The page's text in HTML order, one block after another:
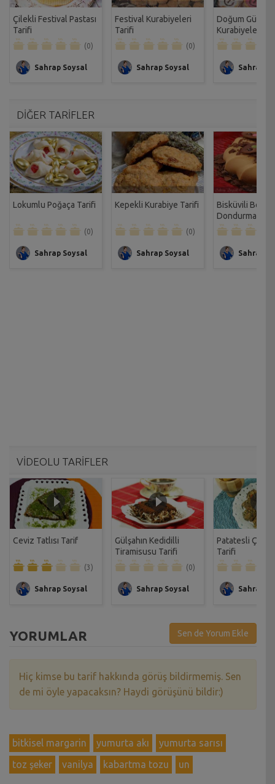
Çilekli Festival Pastası
Tarifi
(0)
Sahrap Soysal
Festival Kurabiyeleri
Tarifi
(0)
Sahrap Soysal
Doğum Günü
Kurabiyeleri
Sahrap
DİĞER TARİFLER
Lokumlu Poğaça Tarifi
(0)
Sahrap Soysal
Kepekli Kurabiye Tarifi
(0)
Sahrap Soysal
Bisküvili Belek
Dondurması
Sahrap
VİDEOLU TARİFLER
Ceviz Tatlısı Tarif
(3)
Sahrap Soysal
Gülşahın Kedidilli
Tiramisusu Tarifi
(0)
Sahrap Soysal
Patatesli Çıtır
Tarifi
Sahrap
YORUMLAR Sen de Yorum Ekle
Hiç kimse bu tarif hakkında görüş bildirmemiş. Sen
de mi öyle yapacaksın? Haydi görüşünü bildir:)
bitkisel margarin yumurta akı
yumurta sarısı
toz şeker
vanilya kabartma tozu un